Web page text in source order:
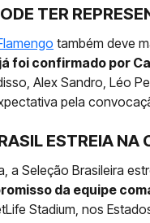
TER
também deve
foi confirmado por
Alex Sandro, Léo
pela
ESTREIA NA
a Seleção Brasileira
da equipe
Stadium, nos